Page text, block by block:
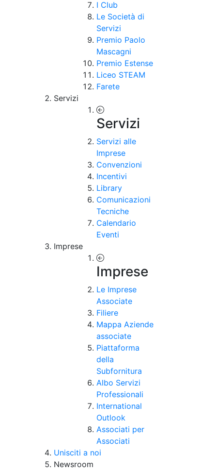
I Club
Le Società di
Servizi
Premio Paolo
Mascagni
Premio Estense
Liceo STEAM
Farete
Servizi
Servizi
Servizi alle
Imprese
Convenzioni
Incentivi
Library
Comunicazioni
Tecniche
Calendario
Eventi
Imprese
Imprese
Le Imprese
Associate
Filiere
Mappa Aziende
associate
Piattaforma
della
Subfornitura
Albo Servizi
Professionali
International
Outlook
Associati per
Associati
Unisciti a noi
Newsroom